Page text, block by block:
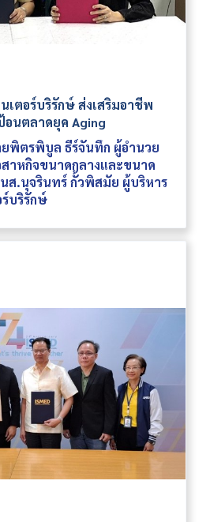
เตอร์บริรักษ์ ส่งเสริมอาชีพ
อนตลาดยุค Aging
ยพิตรพิบูล ธีร์จันทึก ผู้อำนวย
าหกิจขนาดกลางและขนาด
ส.นุจรินทร์ กั้วพิสมัย ผู้บริหาร
บริรักษ์